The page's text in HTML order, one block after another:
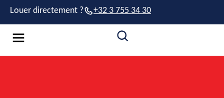
Louer directement ? +32 3 755 34 30